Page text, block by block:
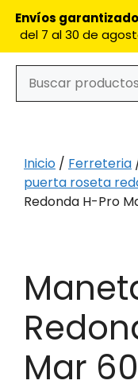
Envíos
del 7 al 30 de
Inicio / Ferreteria
puerta roseta
Redonda H-Pro
Mar